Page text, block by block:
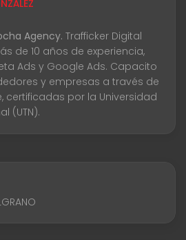
Agency. Trafficker Digital
de 10 años de experiencia,
Ads y Google Ads. Capacito
y empresas a través de
certificadas por la Universidad
(UTN).